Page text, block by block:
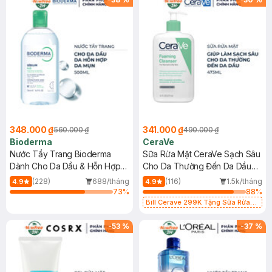
348.000 ₫560.000 ₫
Bioderma
Nước Tẩy Trang Bioderma
Dành Cho Da Dầu & Hỗn Hợp
500ml
4.9 (228)
688/tháng
73%
341.000 ₫490.000 ₫
CeraVe
Sữa Rửa Mặt CeraVe Sạch Sâu
Cho Da Thường Đến Da Dầu
473ml
4.9 (116)
1.5k/tháng
88%
Bill Cerave 299K Tặng Sữa Rửa
-53 % -37 %